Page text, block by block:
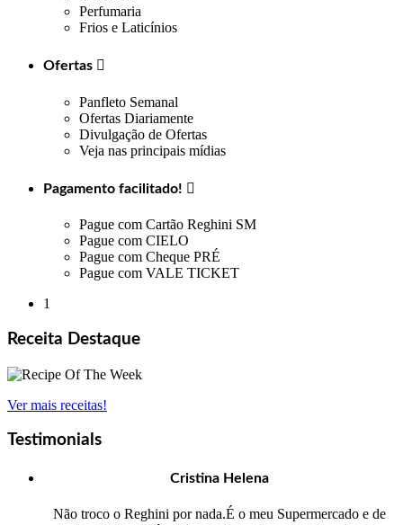
Perfumaria
Frios e Laticínios
Ofertas 
Panfleto Semanal
Ofertas Diariamente
Divulgação de Ofertas
Veja nas principais mídias
Pagamento facilitado!
Pague com Cartão Reghini SM
Pague com CIELO
Pague com Cheque PRÉ
Pague com VALE TICKET
1
Receita Destaque
Ver mais receitas!
Testimonials
Cristina Helena
Não troco o Reghini por nada.É o meu Supermercado e de